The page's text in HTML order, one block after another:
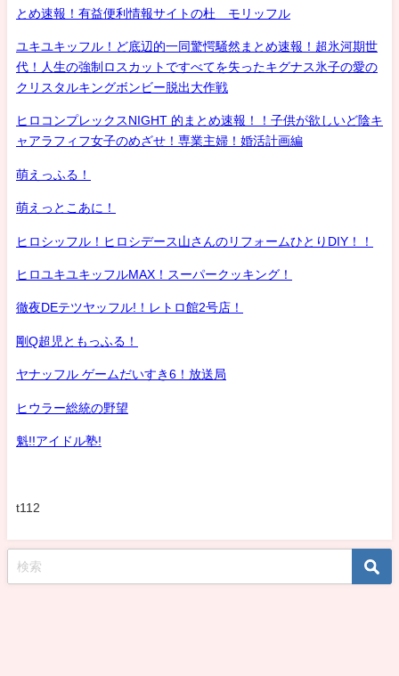
とめ速報！有益便利情報サイトの杜 モリッフル
ユキユキッフル！ど底辺的一同驚愕騒然まとめ速報！超氷河期世
代！人生の強制ロスカットですべてを失ったキグナス氷子の愛の
クリスタルキングボンビー脱出大作戦
ヒロコンプレックスNIGHT 的まとめ速報！！子供が欲しいど陰キ
ャアラフィフ女子のめざせ！専業主婦！婚活計画編
萌えっふる！
萌えっとこあに！
ヒロシッフル！ヒロシデース山さんのリフォームひとりDIY！！
ヒロユキユキッフルMAX！スーパークッキング！
徹夜DEテツヤッフル!！レトロ館2号店！
剛Q超児ともっふる！
ヤナッフル ゲームだいすき6！放送局
ヒウラー総統の野望
魁!!アイドル塾!
t112